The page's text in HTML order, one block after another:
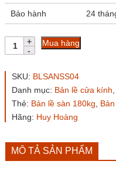
Bảo hành 24
Bản
lề
Huy
SS04
180kg
số
Mua hàng
SKU: BLSANSS04
Danh mục: Bản lề cửa kính
Thẻ: Bản lề sàn 180kg
Hãng: Huy Hoàng
MÔ TẢ SẢN PHẨM